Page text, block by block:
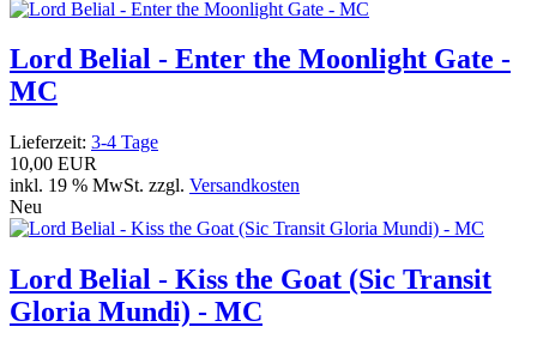
Lord Belial - Enter the Moonlight Gate -
MC
Lieferzeit: 3-4 Tage
10,00 EUR
inkl. 19 % MwSt. zzgl. Versandkosten
Neu
Lord Belial - Kiss the Goat (Sic Transit
Gloria Mundi) - MC